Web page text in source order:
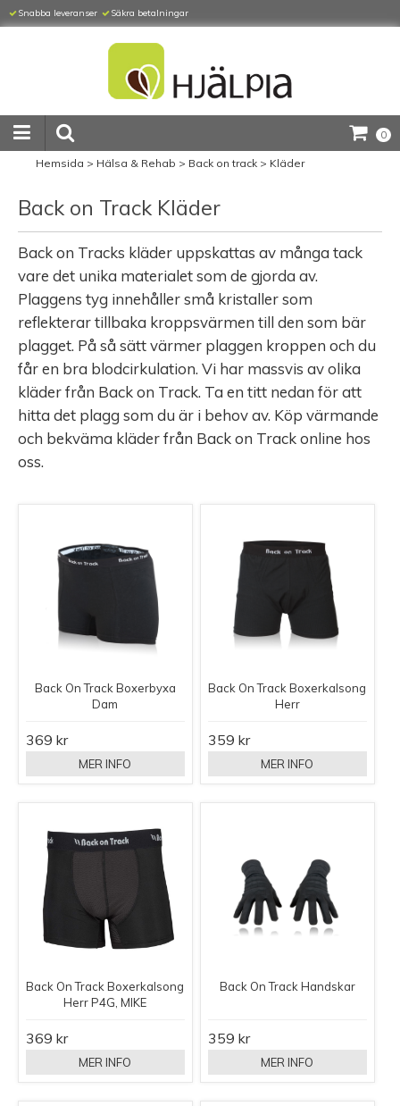
Snabba leveranser Säkra betalningar
0
Hemsida > Hälsa & Rehab > Back on track > Kläder
Back on Track Kläder
Back on Tracks kläder uppskattas av många tack
vare det unika materialet som de gjorda av.
Plaggens tyg innehåller små kristaller som
reflekterar tillbaka kroppsvärmen till den som bär
plagget. På så sätt värmer plaggen kroppen och du
får en bra blodcirkulation. Vi har massvis av olika
kläder från Back on Track. Ta en titt nedan för att
hitta det plagg som du är i behov av. Köp värmande
och bekväma kläder från Back on Track online hos
oss.
Back On Track Boxerbyxa
Dam
369 kr
MER INFO
Back On Track Boxerkalsong
Herr
359 kr
MER INFO
Back On Track Boxerkalsong
Herr P4G, MIKE
369 kr
MER INFO
Back On Track Handskar
359 kr
MER INFO